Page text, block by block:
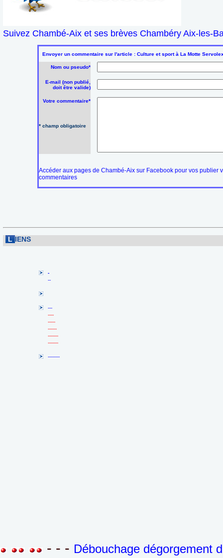
Suivez Chambé-Aix et ses brèves Chambéry Aix-les-
Envoyer un commentaire sur l'article : Culture et sport à La Motte
Nom ou pseudo*
E-mail (non publié,
doit être valide)
Votre commentaire*
* champ obligatoire
Accéder aux pages de Chambé-Aix sur Facebook pour vos publier
commentaires
L IENS
-
--
---
----
-----
------
-------
-------
--------
- - - Débouchage dégorgement